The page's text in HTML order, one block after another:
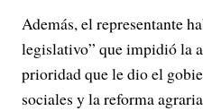
Además, el representante
legislativo” que impidió la
prioridad que le dio el
sociales y la reforma